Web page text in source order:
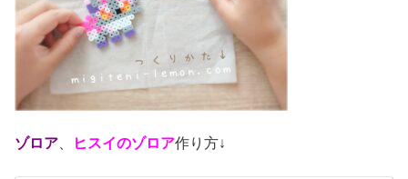
ゾロア ヒスイのゾロア作り方↓